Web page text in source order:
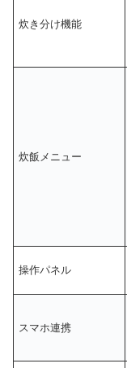
炊き分け機能
炊飯メニュー
操作パネル
スマホ連携